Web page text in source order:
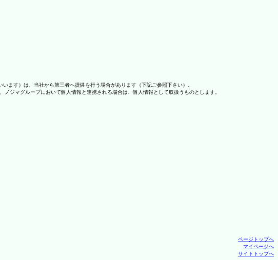
ます）は、当社から第三者へ提供を行う場合があります（下記ご参照下さい）。
ジマグループにおいて個人情報と連携される場合は、個人情報として取扱うものとします。
ページトップへ
マイページへ
サイトトップへ